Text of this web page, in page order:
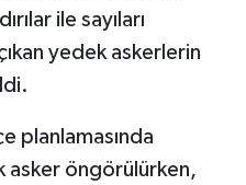
ile sayıları
yedek askerlerin
planlamasında
asker öngörülürken,